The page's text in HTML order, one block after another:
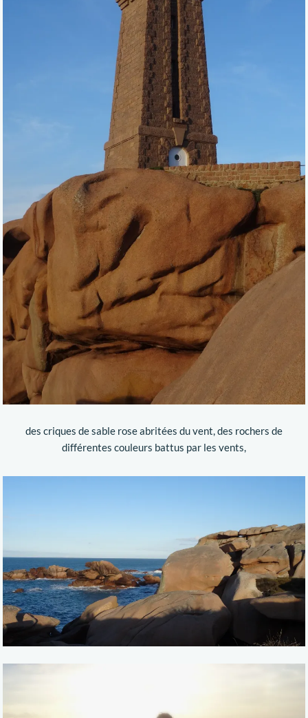
des criques de sable rose abritées du vent, des rochers de
différentes couleurs battus par les vents,